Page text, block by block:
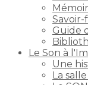
Savoir-
Guide
Le Son à
Une
La